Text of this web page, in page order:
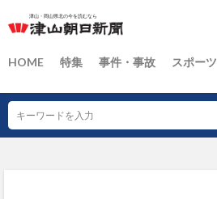
HOME 特集 事件・事故 スポーツ